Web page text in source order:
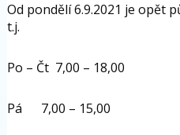
Od pondělí 6.9.2021 je opět
t.j.
Po – Čt 7,00 – 18,00
Pá 7,00 – 15,00